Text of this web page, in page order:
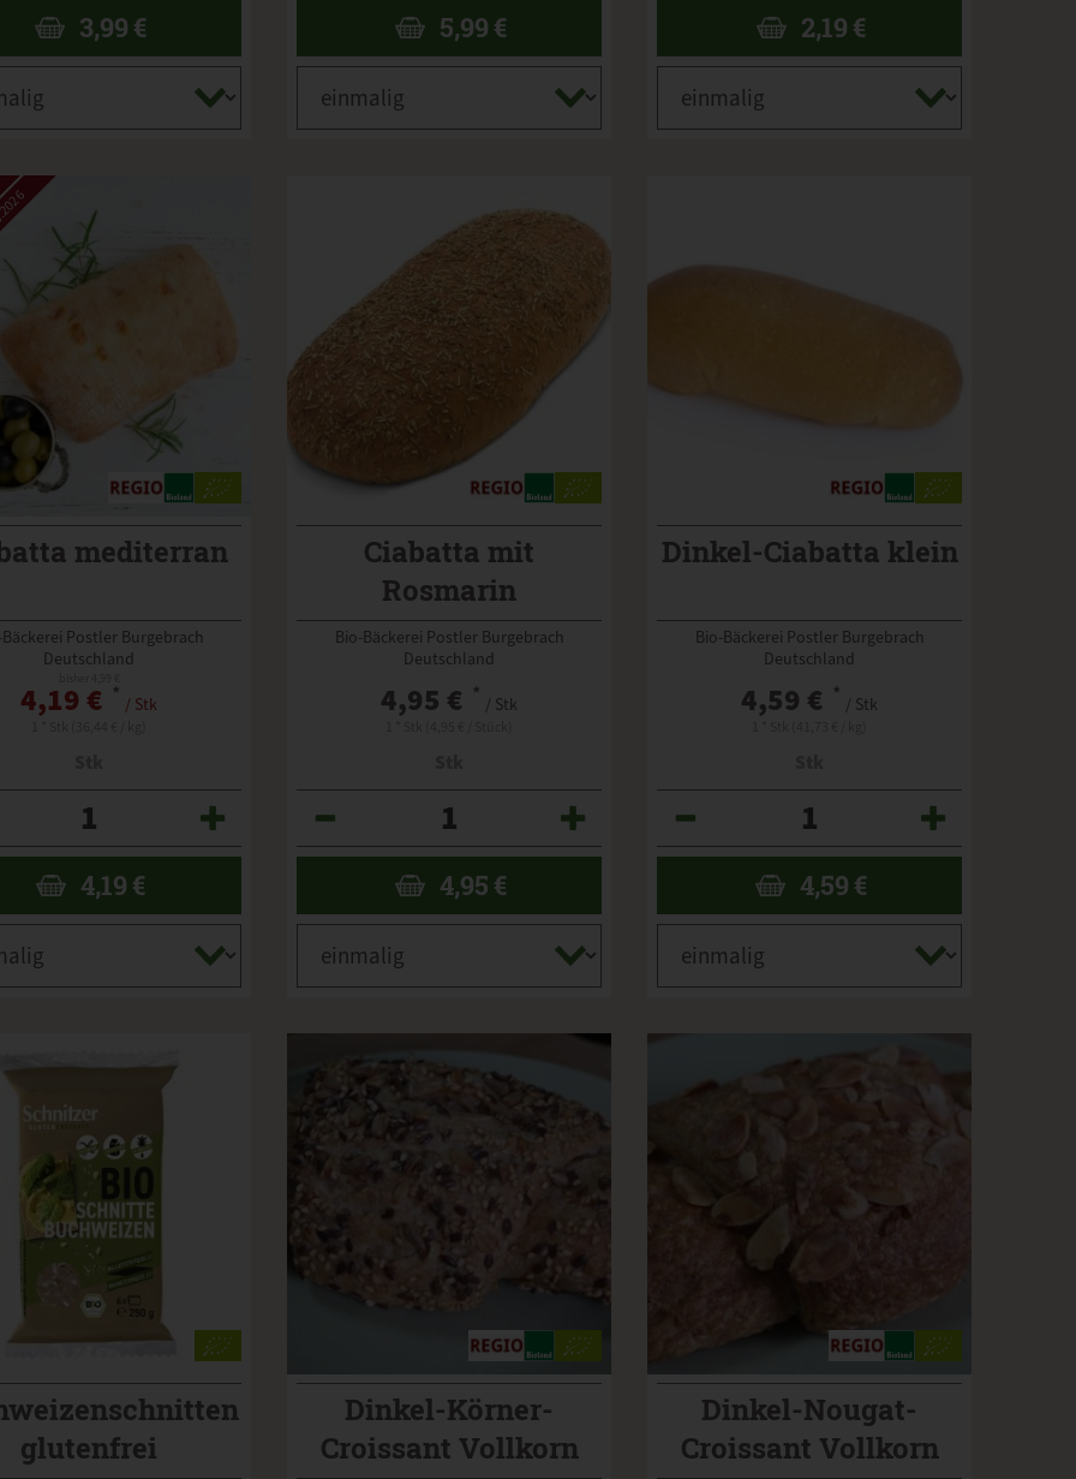
3,99 € 5,99 € 2,19 €
mediterran
Postler Burgebrach
Deutschland
4,19 € * / Stk
4,19 €
Ciabatta mit
Rosmarin
Bio-Bäckerei Postler Burgebrach
Deutschland
4,95 € * / Stk
4,95 €
Dinkel-Ciabatta klein
Bio-Bäckerei Postler Burgebrach
Deutschland
4,59 € * / Stk
4,59 €
glutenfrei
Dinkel-Körner-
Croissant Vollkorn
Dinkel-Nougat-
Croissant Vollkorn